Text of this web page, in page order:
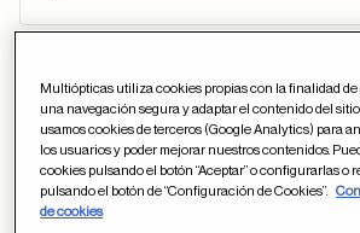
MULTIOPTICAS
L`HOSPITALET DE LLOBREGAT
C/ FRANCESC LAYRET,2 BAJO 1
934885420
Multiópticas utiliza cookies propias con la finalidad
una navegación segura y adaptar el contenido del sitio
usamos cookies de terceros (Google Analytics) para
los usuarios y poder mejorar nuestros contenidos.
cookies pulsando el botón “Aceptar” o configurarlas o
pulsando el botón de “Configuración de Cookies”.
de cookies